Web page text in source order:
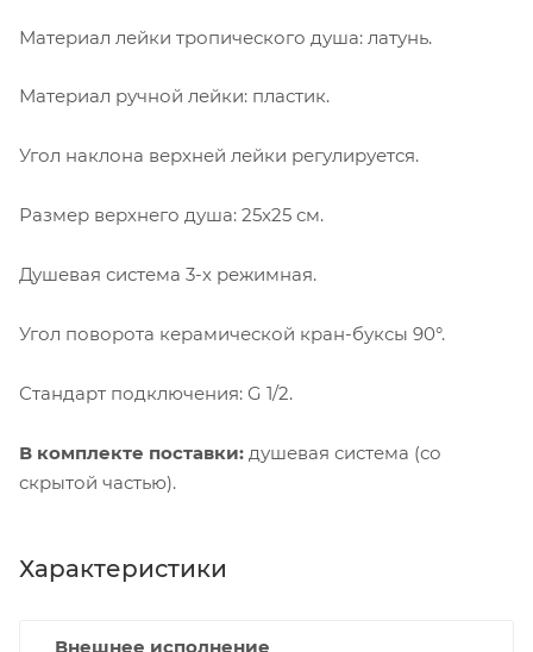
Материал лейки тропического душа: латунь.
Материал ручной лейки: пластик.
Угол наклона верхней лейки регулируется.
Размер верхнего душа: 25x25 см.
Душевая система 3-х режимная.
Угол поворота керамической кран-буксы 90°.
Стандарт подключения: G 1/2.
В комплекте поставки: душевая система (со
скрытой частью).
Характеристики
Внешнее исполнение